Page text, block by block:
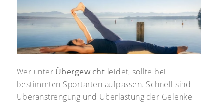
Wer unter Übergewicht leidet, sollte bei
bestimmten Sportarten aufpassen. Schnell sind
Überanstrengung und Überlastung der Gelenke